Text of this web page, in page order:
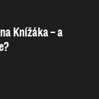
Knížáka – a